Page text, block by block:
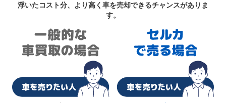
浮いたコスト分、より高く車を売却できるチャンスがありま
す。